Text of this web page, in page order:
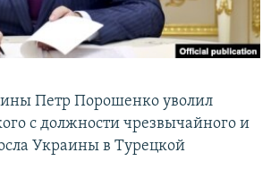
КРЫМА
Петр Порошенко уволил
с должности чрезвычайного и
Украины в Турецкой